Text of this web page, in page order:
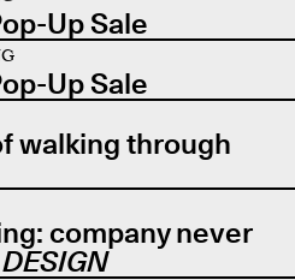
Up Sale
Up Sale
walking through
company never